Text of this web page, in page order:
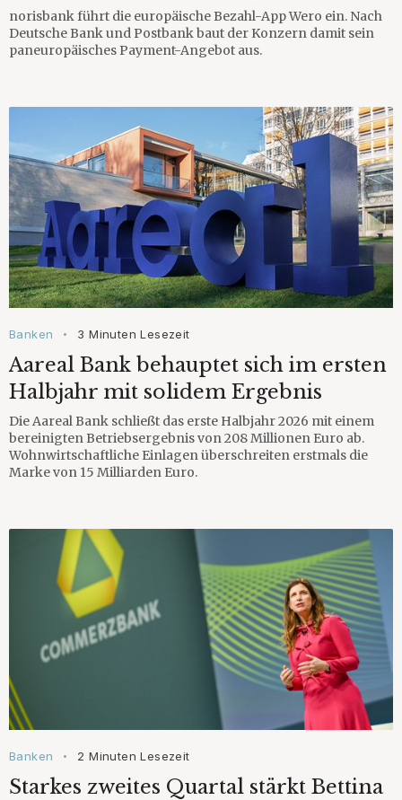
norisbank führt die europäische Bezahl-App Wero ein. Nach
Deutsche Bank und Postbank baut der Konzern damit sein
paneuropäisches Payment-Angebot aus.
Banken • 3 Minuten Lesezeit
Aareal Bank behauptet sich im ersten
Halbjahr mit solidem Ergebnis
Die Aareal Bank schließt das erste Halbjahr 2026 mit einem
bereinigten Betriebsergebnis von 208 Millionen Euro ab.
Wohnwirtschaftliche Einlagen überschreiten erstmals die
Marke von 15 Milliarden Euro.
Banken • 2 Minuten Lesezeit
Starkes zweites Quartal stärkt Bettina